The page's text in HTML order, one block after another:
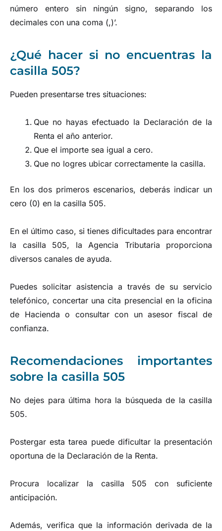
número entero sin ningún signo, separando los
decimales con una coma (,)’.
¿Qué hacer si no encuentras la
casilla 505?
Pueden presentarse tres situaciones:
Que no hayas efectuado la Declaración de la
Renta el año anterior.
Que el importe sea igual a cero.
Que no logres ubicar correctamente la casilla.
En los dos primeros escenarios, deberás indicar un
cero (0) en la casilla 505.
En el último caso, si tienes dificultades para encontrar
la casilla 505, la Agencia Tributaria proporciona
diversos canales de ayuda.
Puedes solicitar asistencia a través de su servicio
telefónico, concertar una cita presencial en la oficina
de Hacienda o consultar con un asesor fiscal de
confianza.
Recomendaciones importantes
sobre la casilla 505
No dejes para última hora la búsqueda de la casilla
505.
Postergar esta tarea puede dificultar la presentación
oportuna de la Declaración de la Renta.
Procura localizar la casilla 505 con suficiente
anticipación.
Además, verifica que la información derivada de la